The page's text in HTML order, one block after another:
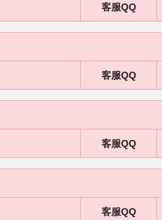
客服QQ
客服QQ
客服QQ
客服QQ